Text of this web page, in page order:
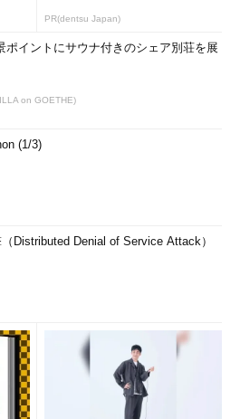
PR(dentsu Japan)
ポイントにサウナ付きのシェア別荘を展
on GOETHE)
(1/3)
Distributed Denial of Service Attack）